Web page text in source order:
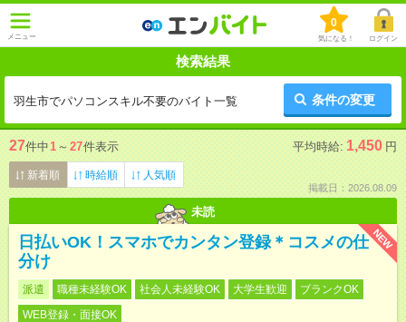
メニュー
0
気になる！ ログイン
検索結果
羽生市でパソコンスキル不要のバイト一覧 条件の変更
27件中1 ～ 27件表示 平均時給: 1,450 円
新着順 時給順 人気順
掲載日：2026.08.09
未読
NEW
日払いOK！スマホでカンタン登録＊コスメの仕
分け
派遣 職種未経験OK 社会人未経験OK 大学生歓迎
ブランクOK
WEB登録・面接OK